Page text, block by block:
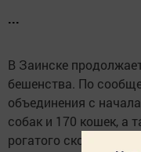
...
В Заинске
бешенства. По
объединения с
собак и 170 кошек, а
рогатого скота.